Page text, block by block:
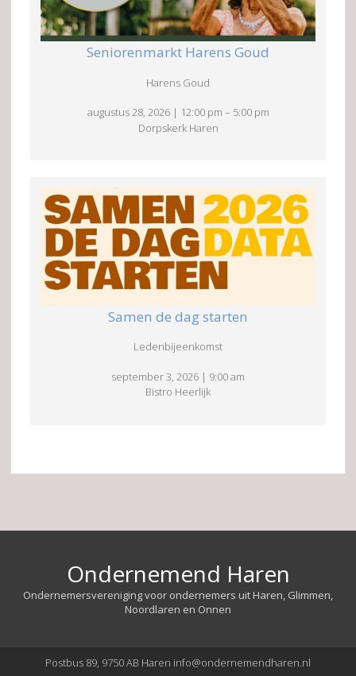
Seniorenmarkt Harens Goud
Harens Goud
augustus 28, 2026 | 12:00 pm – 5:00 pm
Dorpskerk Haren
Samen de dag starten
Ledenbijeenkomst
september 3, 2026 | 9:00 am
Bistro Heerlijk
Ondernemend Haren
Ondernemersvereniging voor ondernemers uit Haren, Glimmen,
Noordlaren en Onnen
Postbus 89, 9750 AB Haren info@ondernemendharen.nl